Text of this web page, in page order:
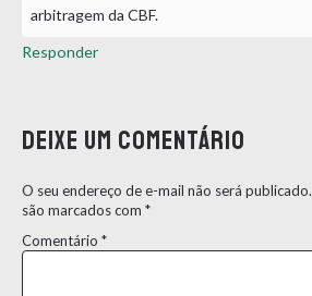
arbitragem da CBF.
Responder
Deixe um comentário
O seu endereço de e-mail não será publicado.
são marcados com *
Comentário *